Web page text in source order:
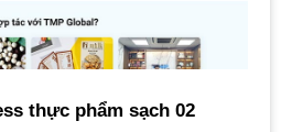
thực phẩm sạch 02